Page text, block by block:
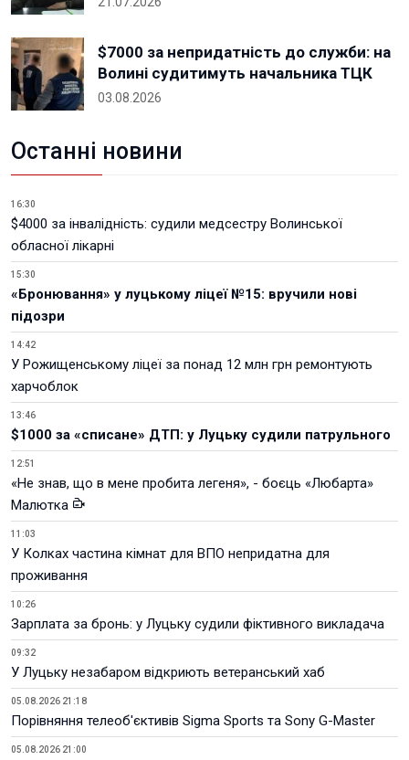
$7000 за непридатність до служби: на
Волині судитимуть начальника ТЦК
03.08.2026
Останні новини
16:30
$4000 за інвалідність: судили медсестру Волинської
обласної лікарні
15:30
«Бронювання» у луцькому ліцеї №15: вручили нові
підозри
14:42
У Рожищенському ліцеї за понад 12 млн грн ремонтують
харчоблок
13:46
$1000 за «списане» ДТП: у Луцьку судили патрульного
12:51
«Не знав, що в мене пробита легеня», - боєць «Любарта»
Малютка
11:03
У Колках частина кімнат для ВПО непридатна для
проживання
10:26
Зарплата за бронь: у Луцьку судили фіктивного викладача
09:32
У Луцьку незабаром відкриють ветеранський хаб
05.08.2026 21:18
Порівняння телеоб'єктивів Sigma Sports та Sony G-Master
05.08.2026 21:00